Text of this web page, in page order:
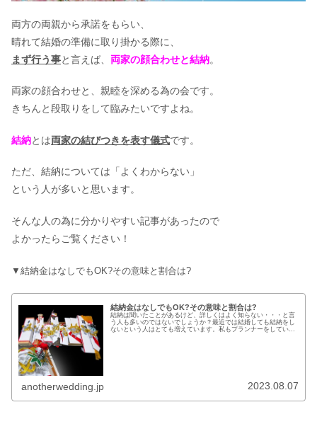
両方の両親から承諾をもらい、
晴れて結婚の準備に取り掛かる際に、
まず行う事と言えば、 両家の顔合わせと結納。
両家の顔合わせと、親睦を深める為の会です。
きちんと段取りをして臨みたいですよね。
結納とは両家の結びつきを表す儀式です。
ただ、結納については「よくわからない」
という人が多いと思います。
そんな人の為に分かりやすい記事があったので
よかったらご覧ください！
▼結納金はなしでもOK?その意味と割合は?
結納金はなしでもOK?その意味と割合は?
結納は聞いたことがあるけど、詳しくはよく知らない・・・と言
う人も多いのではないでしょうか？最近では結婚しても結納をし
ないという人はとても増えています。私もプランナーをしていた
anotherwedding.jp 2023.08.07